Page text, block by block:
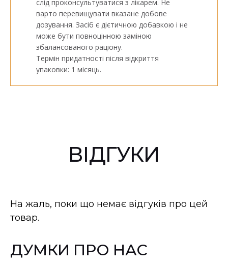
слід проконсультуватися з лікарем. Не
варто перевищувати вказане добове
дозування. Засіб є дієтичною добавкою і не
може бути повноцінною заміною
збалансованого раціону.
Термін придатності після відкриття
упаковки: 1 місяць.
ВІДГУКИ
На жаль, поки що немає відгуків про цей
товар.
ДУМКИ ПРО НАС